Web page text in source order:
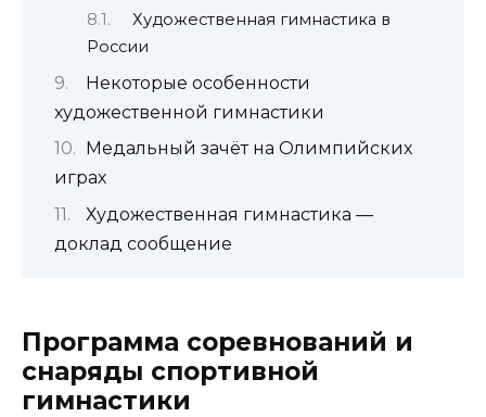
Художественная гимнастика в
России
Некоторые особенности
художественной гимнастики
Медальный зачёт на Олимпийских
играх
Художественная гимнастика —
доклад сообщение
Программа соревнований и
снаряды спортивной
гимнастики